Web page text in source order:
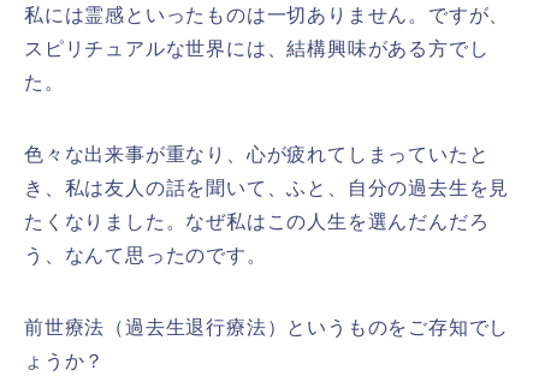
私には霊感といったものは一切ありません。ですが、
スピリチュアルな世界には、結構興味がある方でし
た。
色々な出来事が重なり、心が疲れてしまっていたと
き、私は友人の話を聞いて、ふと、自分の過去生を見
たくなりました。なぜ私はこの人生を選んだんだろ
う、なんて思ったのです。
前世療法（過去生退行療法）というものをご存知でし
ょうか？